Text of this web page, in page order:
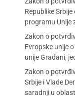
Republike Srbije
programu Unije
Zakon o
Evropske unije
unije Građani,
Zakon o
Srbije i Vlade
saradnji u